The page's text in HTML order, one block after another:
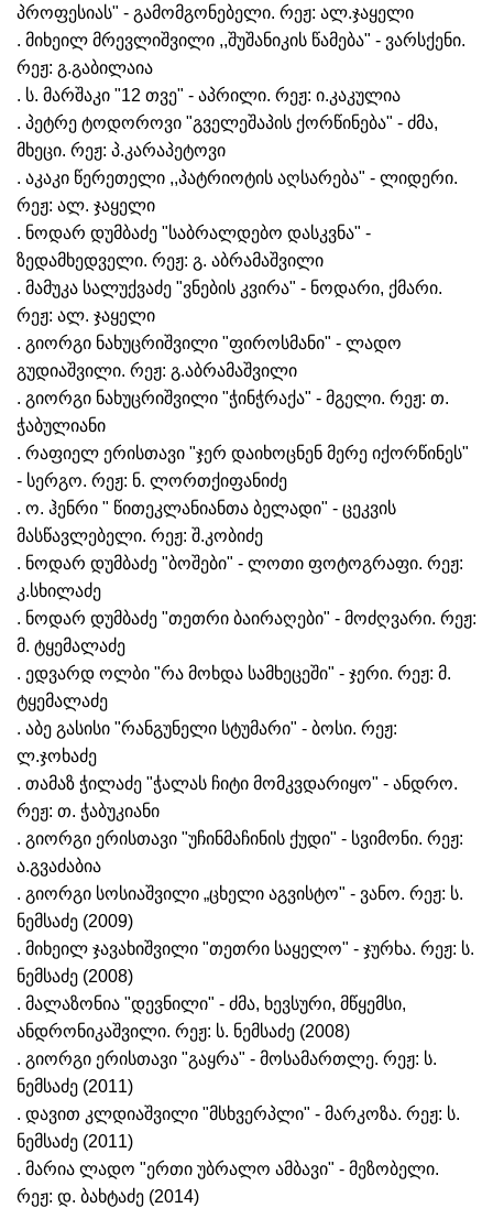
პროფესიას" - გამომგონებელი. რეჟ: ალ.ჯაყელი
. მიხეილ მრევლიშვილი ,,შუშანიკის წამება" - ვარსქენი.
რეჟ: გ.გაბილაია
. ს. მარშაკი "12 თვე" - აპრილი. რეჟ: ი.კაკულია
. პეტრე ტოდოროვი "გველეშაპის ქორწინება" - ძმა,
მხეცი. რეჟ: პ.კარაპეტოვი
. აკაკი წერეთელი ,,პატრიოტის აღსარება" - ლიდერი.
რეჟ: ალ. ჯაყელი
. ნოდარ დუმბაძე "საბრალდებო დასკვნა" -
ზედამხედველი. რეჟ: გ. აბრამაშვილი
. მამუკა სალუქვაძე "ვნების კვირა" - ნოდარი, ქმარი.
რეჟ: ალ. ჯაყელი
. გიორგი ნახუცრიშვილი "ფიროსმანი" - ლადო
გუდიაშვილი. რეჟ: გ.აბრამაშვილი
. გიორგი ნახუცრიშვილი "ჭინჭრაქა" - მგელი. რეჟ: თ.
ჭაბულიანი
. რაფიელ ერისთავი "ჯერ დაიხოცნენ მერე იქორწინეს"
- სერგო. რეჟ: ნ. ლორთქიფანიძე
. ო. ჰენრი " წითეკლანიანთა ბელადი" - ცეკვის
მასწავლებელი. რეჟ: შ.კობიძე
. ნოდარ დუმბაძე "ბოშები" - ლოთი ფოტოგრაფი. რეჟ:
კ.სხილაძე
. ნოდარ დუმბაძე "თეთრი ბაირაღები" - მოძღვარი. რეჟ:
მ. ტყემალაძე
. ედვარდ ოლბი "რა მოხდა სამხეცეში" - ჯერი. რეჟ: მ.
ტყემალაძე
. აბე გასისი "რანგუნელი სტუმარი" - ბოსი. რეჟ:
ლ.ჯოხაძე
. თამაზ ჭილაძე "ჭალას ჩიტი მომკვდარიყო" - ანდრო.
რეჟ: თ. ჭაბუკიანი
. გიორგი ერისთავი "უჩინმაჩინის ქუდი" - სვიმონი. რეჟ:
ა.გვაძაბია
. გიორგი სოსიაშვილი „ცხელი აგვისტო" - ვანო. რეჟ: ს.
ნემსაძე (2009)
. მიხეილ ჯავახიშვილი "თეთრი საყელო" - ჯურხა. რეჟ: ს.
ნემსაძე (2008)
. მალაზონია "დევნილი" - ძმა, ხევსური, მწყემსი,
ანდრონიკაშვილი. რეჟ: ს. ნემსაძე (2008)
. გიორგი ერისთავი "გაყრა" - მოსამართლე. რეჟ: ს.
ნემსაძე (2011)
. დავით კლდიაშვილი "მსხვერპლი" - მარკოზა. რეჟ: ს.
ნემსაძე (2011)
. მარია ლადო "ერთი უბრალო ამბავი" - მეზობელი.
რეჟ: დ. ბახტაძე (2014)